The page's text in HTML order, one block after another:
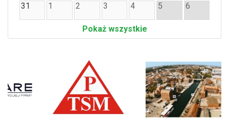
31 1 2 3 4 5 6
Pokaż wszystkie